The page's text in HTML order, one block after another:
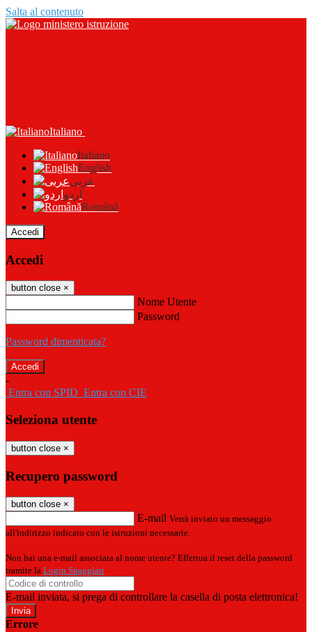
Salta al contenuto
Italiano
Italiano
English
عربى
اردو
Română
Accedi
Accedi
button close ×
Nome Utente
Password
Password dimenticata?
-
Entra con SPID Entra con CIE
Seleziona utente
button close ×
Recupero password
button close ×
E-mail Verrà inviato un messaggio
all'indirizzo indicato con le istruzioni necessarie.
Non hai una e-mail associata al nome utente? Effettua il reset della password
tramite la Login Spaggiari
E-mail inviata, si prega di controllare la casella di posta elettronica!
Errore